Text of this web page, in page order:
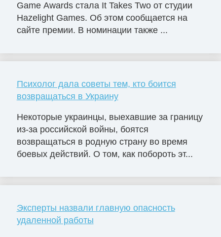
Game Awards стала It Takes Two от студии
Hazelight Games. Об этом сообщается на
сайте премии. В номинации также ...
Психолог дала советы тем, кто боится
возвращаться в Украину
Некоторые украинцы, выехавшие за границу
из-за российской войны, боятся
возвращаться в родную страну во время
боевых действий. О том, как побороть эт...
Эксперты назвали главную опасность
удаленной работы